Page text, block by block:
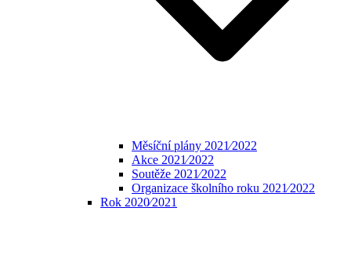
Měsíční plány 2021⁄2022
Akce 2021⁄2022
Soutěže 2021⁄2022
Organizace školního roku 2021⁄2022
Rok 2020⁄2021